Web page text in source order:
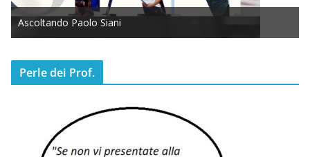
Ascoltando Paolo Siani
Perle dei Prof.